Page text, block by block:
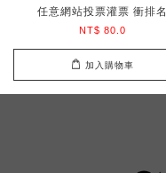
任意網站投票灌票 衝排名
NT$ 80.0
加入購物車